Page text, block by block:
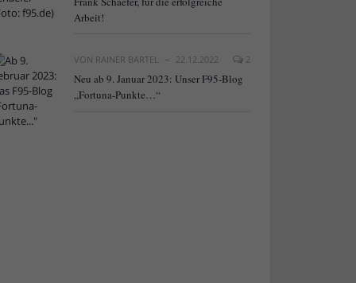
Arbeit!
VON RAINER BARTEL 22.12.2022 2
Neu ab 9. Januar 2023: Unser F95-Blog
„Fortuna-Punkte…“